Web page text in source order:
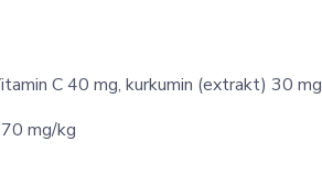
C 40 mg, kurkumin (extrakt) 30 mg
mg/kg